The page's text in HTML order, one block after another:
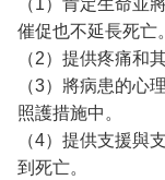
（1）肯定生命並
催促也不延長死亡
（2）提供疼痛和
（3）將病患的心
照護措施中。
（4）提供支援與
到死亡。